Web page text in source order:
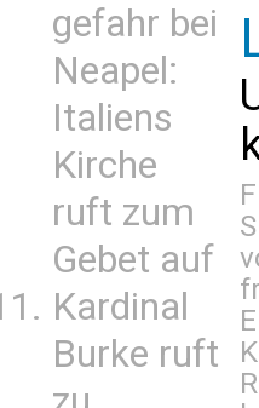
gefahr bei
Neapel:
Italiens
Kirche
ruft zum
Gebet auf
Kardinal
Burke ruft